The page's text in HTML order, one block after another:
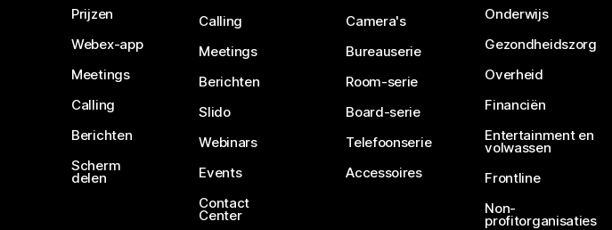
Prijzen
Webex-app
Meetings
Calling
Berichten
Scherm
delen
Calling
Meetings
Berichten
Slido
Webinars
Events
Contact
Center
Camera's
Bureauserie
Room-serie
Board-serie
Telefoonserie
Accessoires
Onderwijs
Gezondheidszorg
Overheid
Financiën
Entertainment en
volwassen
Frontline
Non-
profitorganisaties